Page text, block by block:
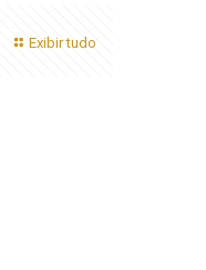
Exibir tudo